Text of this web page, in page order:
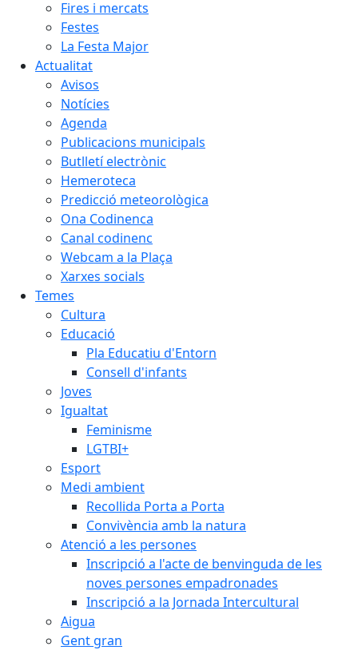
Fires i mercats
Festes
La Festa Major
Actualitat
Avisos
Notícies
Agenda
Publicacions municipals
Butlletí electrònic
Hemeroteca
Predicció meteorològica
Ona Codinenca
Canal codinenc
Webcam a la Plaça
Xarxes socials
Temes
Cultura
Educació
Pla Educatiu d'Entorn
Consell d'infants
Joves
Igualtat
Feminisme
LGTBI+
Esport
Medi ambient
Recollida Porta a Porta
Convivència amb la natura
Atenció a les persones
Inscripció a l'acte de benvinguda de les
noves persones empadronades
Inscripció a la Jornada Intercultural
Aigua
Gent gran